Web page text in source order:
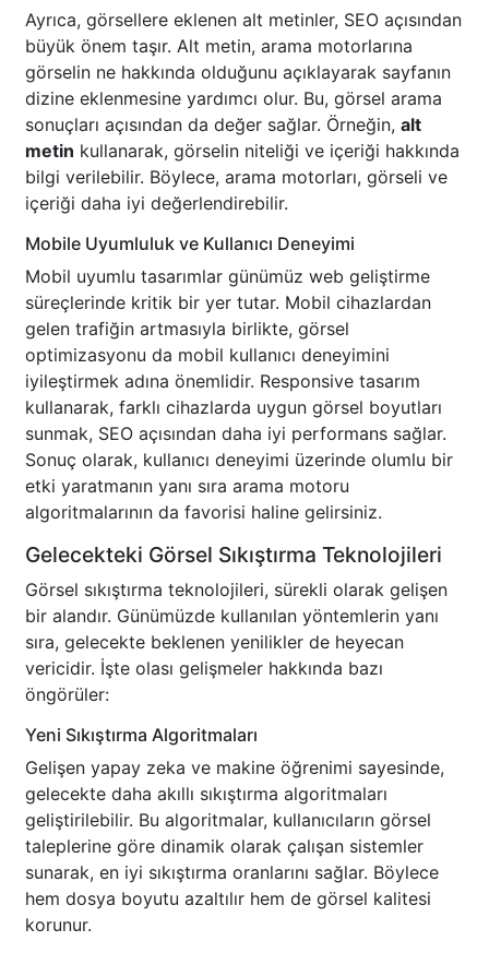
Ayrıca, görsellere eklenen alt metinler, SEO açısından
büyük önem taşır. Alt metin, arama motorlarına
görselin ne hakkında olduğunu açıklayarak sayfanın
dizine eklenmesine yardımcı olur. Bu, görsel arama
sonuçları açısından da değer sağlar. Örneğin, alt
metin kullanarak, görselin niteliği ve içeriği hakkında
bilgi verilebilir. Böylece, arama motorları, görseli ve
içeriği daha iyi değerlendirebilir.
Mobile Uyumluluk ve Kullanıcı Deneyimi
Mobil uyumlu tasarımlar günümüz web geliştirme
süreçlerinde kritik bir yer tutar. Mobil cihazlardan
gelen trafiğin artmasıyla birlikte, görsel
optimizasyonu da mobil kullanıcı deneyimini
iyileştirmek adına önemlidir. Responsive tasarım
kullanarak, farklı cihazlarda uygun görsel boyutları
sunmak, SEO açısından daha iyi performans sağlar.
Sonuç olarak, kullanıcı deneyimi üzerinde olumlu bir
etki yaratmanın yanı sıra arama motoru
algoritmalarının da favorisi haline gelirsiniz.
Gelecekteki Görsel Sıkıştırma Teknolojileri
Görsel sıkıştırma teknolojileri, sürekli olarak gelişen
bir alandır. Günümüzde kullanılan yöntemlerin yanı
sıra, gelecekte beklenen yenilikler de heyecan
vericidir. İşte olası gelişmeler hakkında bazı
öngörüler:
Yeni Sıkıştırma Algoritmaları
Gelişen yapay zeka ve makine öğrenimi sayesinde,
gelecekte daha akıllı sıkıştırma algoritmaları
geliştirilebilir. Bu algoritmalar, kullanıcıların görsel
taleplerine göre dinamik olarak çalışan sistemler
sunarak, en iyi sıkıştırma oranlarını sağlar. Böylece
hem dosya boyutu azaltılır hem de görsel kalitesi
korunur.